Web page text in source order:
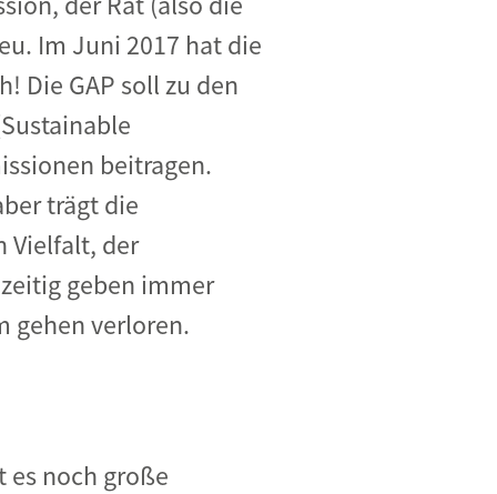
Im Juni 2017 hat die
Die GAP soll zu den
beitragen.
trägt die
Vielfalt, der
geben immer
gehen verloren.
noch große